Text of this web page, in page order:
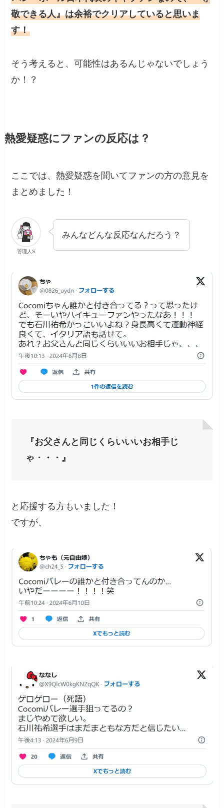
敬できる人』は余裕でクリアしていると思いま
す！
そう考えると、可能性はあるんじゃないでしょう
か！？
熱愛疑惑にファンの反応は？
ここでは、熱愛疑惑を聞いてファンの方の意見を
まとめました！
管理人S
みんなどんな反応なんだろう？
『お父さんと同じくらいいいお相手じ
ゃ・・・』
と応援する方もいました！
ですが、